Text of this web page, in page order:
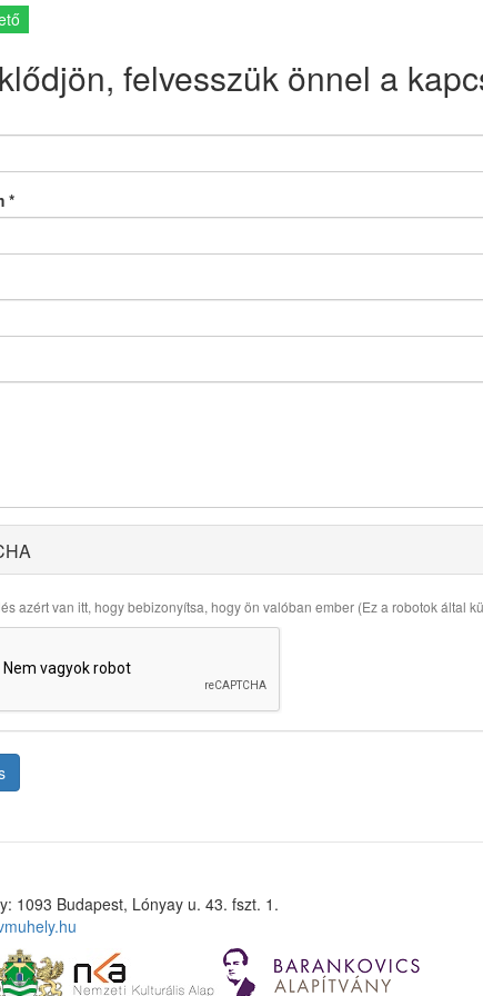
felvesszük önnel a
*
azért van itt, hogy bebizonyítsa, hogy ön valóban ember (Ez a robotok által
1093 Budapest, Lónyay u. 43. fszt. 1.